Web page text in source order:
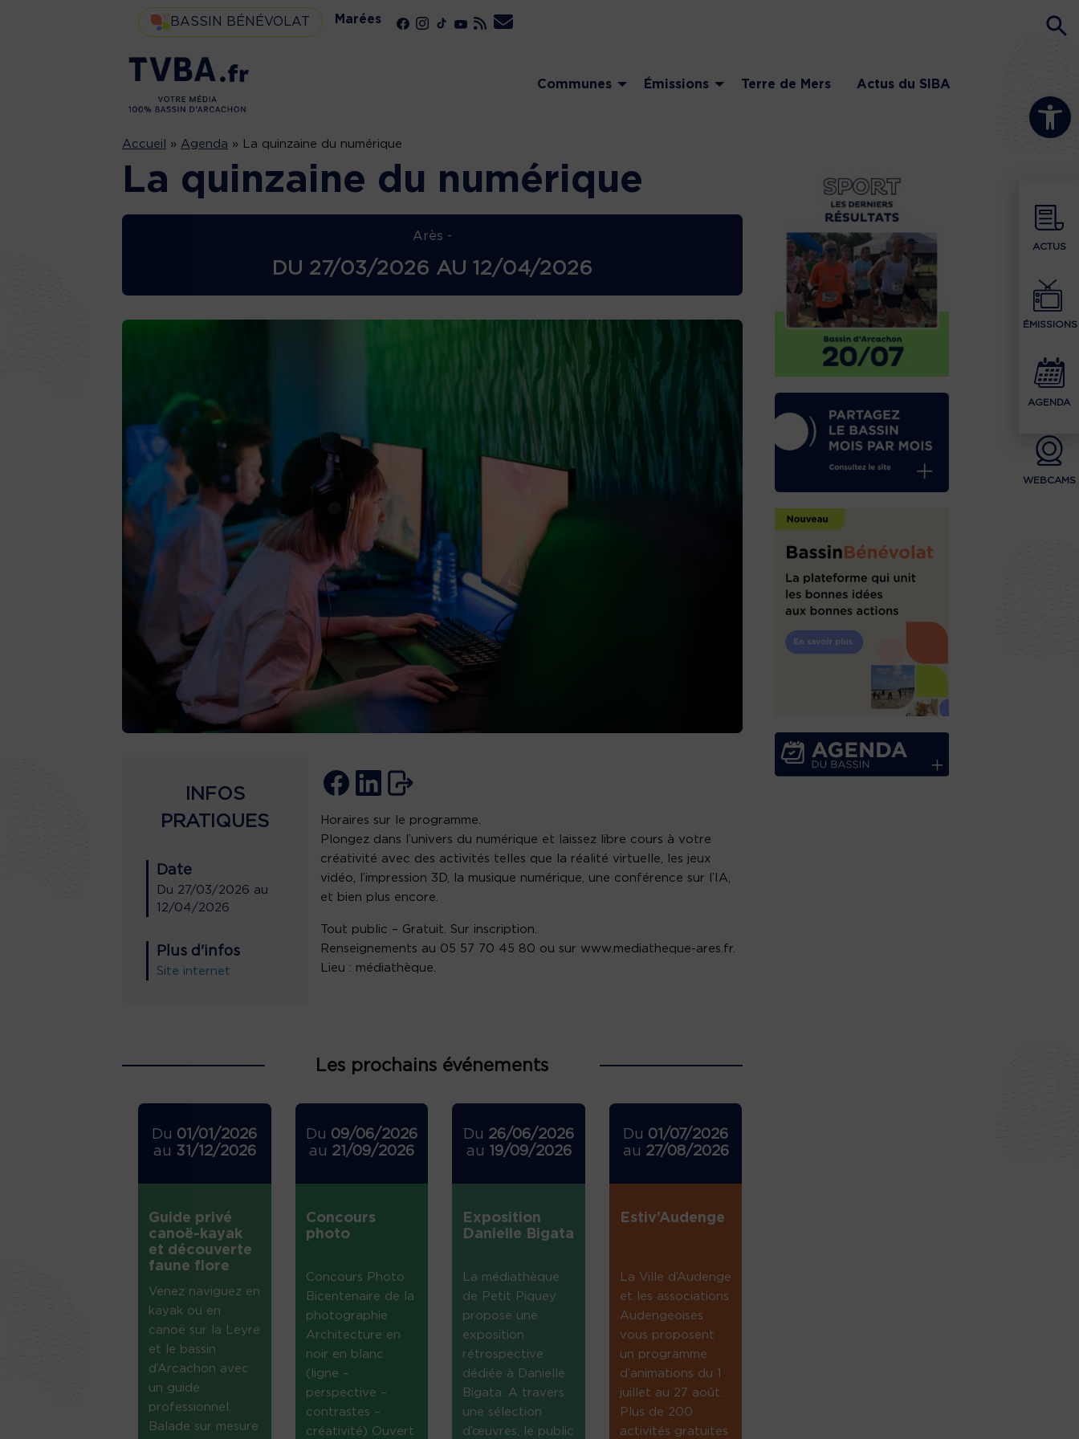
Ouvrir la
ACTUS
ÉMISSIONS
AGENDA
WEBCAMS
BASSIN BÉNÉVOLAT Marées
Communes Émissions Terre de Mers Actus du SIBA
Accueil » Agenda » La quinzaine du numérique
La quinzaine du numérique
Arès -
DU 27/03/2026 AU 12/04/2026
INFOS
PRATIQUES
Date
Du 27/03/2026 au
12/04/2026
Plus d'infos
Site internet
Horaires sur le programme.
Plongez dans l’univers du numérique et laissez libre cours à votre
créativité avec des activités telles que la réalité virtuelle, les jeux
vidéo, l’impression 3D, la musique numérique, une conférence sur l’IA,
et bien plus encore.
Tout public – Gratuit. Sur inscription.
Renseignements au 05 57 70 45 80 ou sur www.mediatheque-ares.fr.
Lieu : médiathèque.
Les prochains événements
Du 01/01/2026
au 31/12/2026
Guide privé
canoë-kayak
et découverte
faune flore
Venez naviguez en
kayak ou en
canoë sur la Leyre
et le bassin
d’Arcachon avec
un guide
professionnel.
Balade sur mesure
Du 09/06/2026
au 21/09/2026
Concours
photo
Concours Photo
Bicentenaire de la
photographie
Architecture en
noir en blanc
(ligne –
perspective –
contrastes –
créativité) Ouvert
Du 26/06/2026
au 19/09/2026
Exposition
Danielle Bigata
La médiathèque
de Petit Piquey
propose une
exposition
rétrospective
dédiée à Danielle
Bigata. A travers
une sélection
d’œuvres, le public
Du 01/07/2026
au 27/08/2026
Estiv’Audenge
La Ville d’Audenge
et les associations
Audengeoises
vous proposent
un programme
d’animations du 1
juillet au 27 août.
Plus de 200
activités gratuites